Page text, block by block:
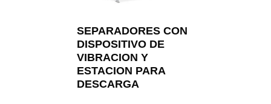
SEPARADORES CON
DISPOSITIVO DE
VIBRACION Y
ESTACION PARA
DESCARGA